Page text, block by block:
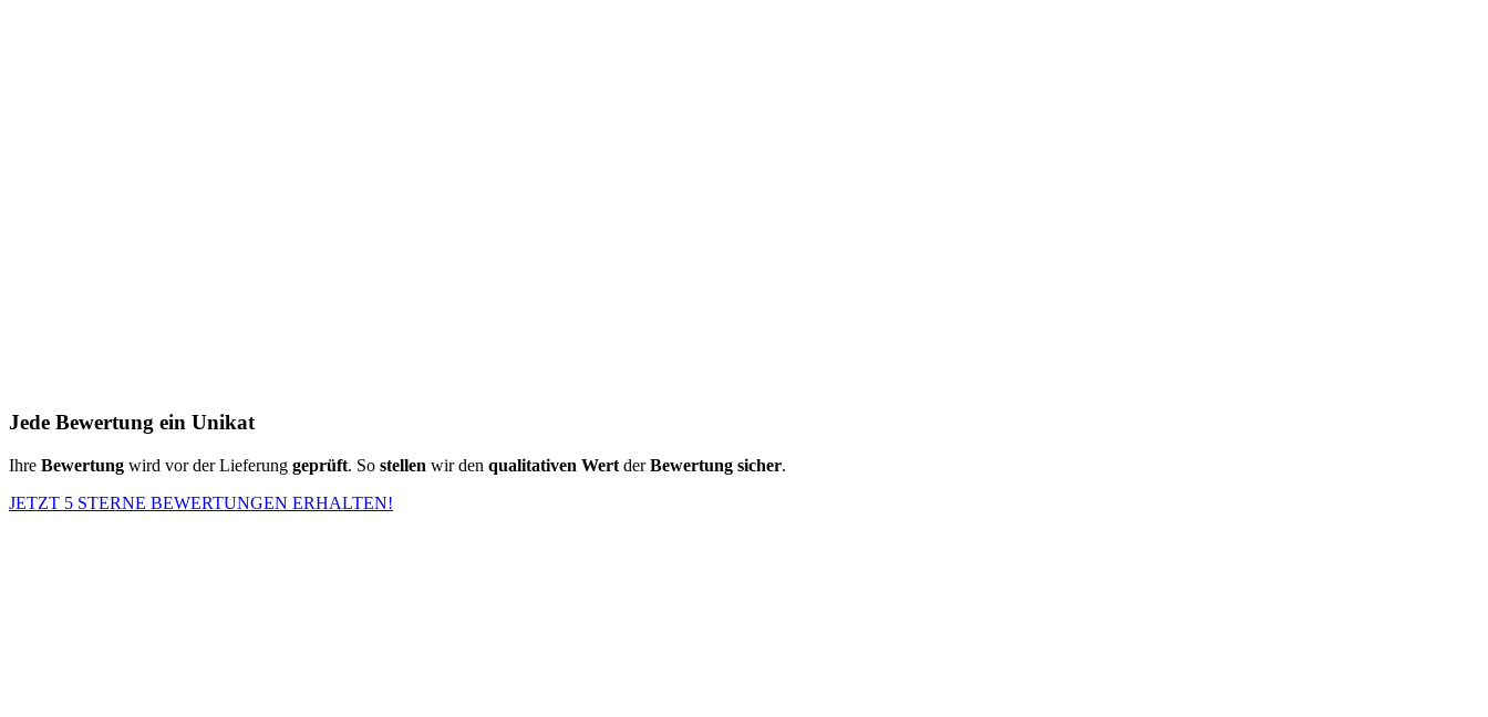
Jede Bewertung ein Unikat
Ihre Bewertung wird vor der Lieferung geprüft. So stellen wir den qualitativen Wert derBewertung sicher.
JETZT 5 STERNE BEWERTUNGEN ERHALTEN!